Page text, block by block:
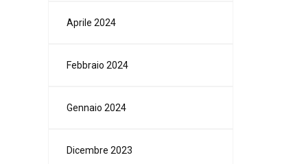
Aprile 2024
Febbraio 2024
Gennaio 2024
Dicembre 2023